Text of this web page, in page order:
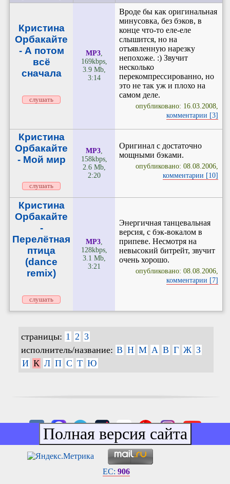
Кристина
Орбакайте
- А потом
всё
сначала
слушать
MP3,
169kbps,
3.9 Mb,
3:14
Вроде бы как оригинальная
минусовка, без бэков, в
конце что-то еле-еле
слышится, но на
отъявленную нарезку
непохоже. :) Звучит
несколько
перекомпрессированно, но
это не так уж и плохо на
самом деле.
опубликовано: 16.03.2008,
комментарии [3]
Кристина
Орбакайте
- Мой мир
слушать
MP3,
158kbps,
2.6 Mb,
2:20
Оригинал с достаточно
мощными бэками.
опубликовано: 08.08.2006,
комментарии [10]
Кристина
Орбакайте
-
Перелётная
птица
(dance
remix)
слушать
MP3,
128kbps,
3.1 Mb,
3:21
Энергичная танцевальная
версия, с бэк-вокалом в
припеве. Несмотря на
невысокий битрейт, звучит
очень хорошо.
опубликовано: 08.08.2006,
комментарии [7]
страницы: 1 2 3
исполнитель/название: B H M А В Г Ж З
И К Л П С Т Ю
EC: 906